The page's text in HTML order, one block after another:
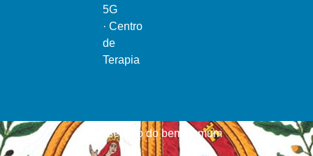
5G
· Centro
de
Terapia
Ao serviço do bem comum